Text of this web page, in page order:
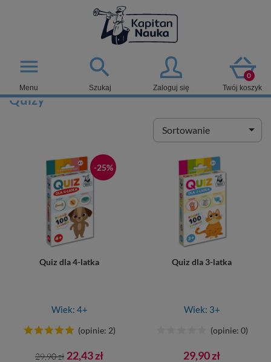

Szukaj Zaloguj się
0
Twój koszyk
menu
Menu
Quizy
Sortowanie 
-25%
Quiz dla 4-latka
Wiek: 4+
(opinie: 2)
Cena
29,90 zł Cena
22,43 zł
Quiz dla 3-latka
Wiek: 3+
(opinie: 0)
29,90 zł